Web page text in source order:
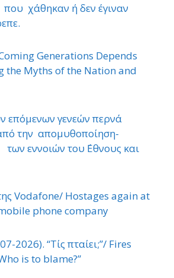
χάθηκαν ή δεν έγιναν
Generations Depends
the Myths of the Nation and
επόμενων γενεών περνά
την απομυθοποίηση-
εννοιών του ΄Εθνους και
Vodafone/ Hostages again at
phone company
2026). “Τίς πταίει;”/ Fires
is to blame?”